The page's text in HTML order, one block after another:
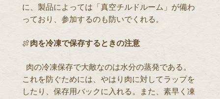
に、製品によっては「真空チルドルーム」が備わ
っており、参加するのも防いでくれる。
🍖肉を冷凍で保存するときの注意
肉の冷凍保存で大敵なのは水分の蒸発である。
これを防ぐためには、やはり肉に対してラップを
したり、保存用バックに入れる。また、素早く凍